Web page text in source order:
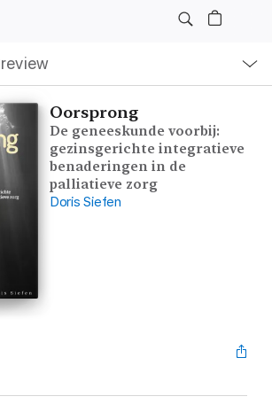
Oorsprong
De geneeskunde voorbij:
gezinsgerichte integratieve
benaderingen in de
palliatieve zorg
Doris Siefen